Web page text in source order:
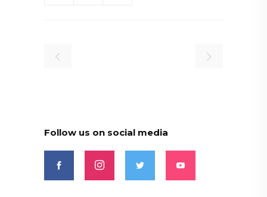
Follow us on social media